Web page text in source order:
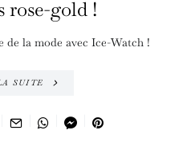
rose-gold !
de la mode avec Ice-Watch !
SUITE